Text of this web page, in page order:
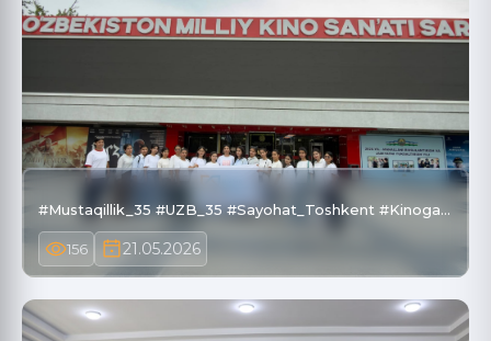
#Mustaqillik_35 #UZB_35 #Sayohat_Toshkent #Kinoga…
156 21.05.2026